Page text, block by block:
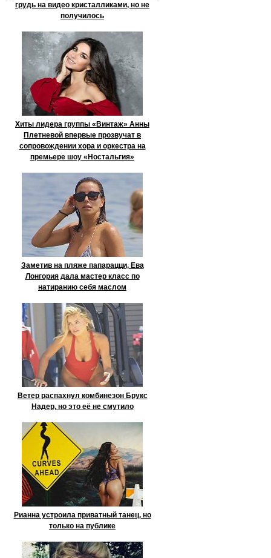
грудь на видео кристалликами, но не
получилось
Хиты лидера группы «Винтаж» Анны
Плетневой впервые прозвучат в
сопровождении хора и оркестра на
премьере шоу «Ностальгия»
Заметив на пляже папарацци, Ева
Лонгория дала мастер класс по
натиранию себя маслом
Ветер распахнул комбинезон Брукс
Надер, но это её не смутило
Рианна устроила приватный танец, но
только на публике